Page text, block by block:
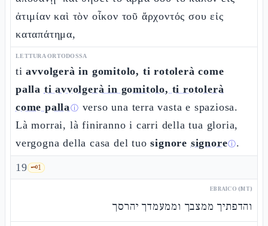
ἀτιμίαν καὶ τὸν οἶκον τοῦ ἄρχοντός σου εἰς
καταπάτημα,
LETTURA ORTODOSSA
tiavvolgerà in gomitolo, ti rotolerà come
palla ti avvolgerà in gomitolo, ti rotolerà
come pallaⓘ verso una terra vasta e spaziosa.
Là morrai, là finiranno i carri della tua gloria,
vergogna della casa del tuosignore signoreⓘ.
19 🗝️1
EBRAICO (MT)
והדפתיך ממצבך וממעמדך יהרסך